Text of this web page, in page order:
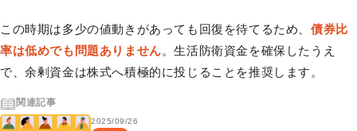
この時期は多少の値動きがあっても回復を待てるため、債券比
率は低めでも問題ありません。生活防衛資金を確保したうえ
で、余剰資金は株式へ積極的に投じることを推奨します。
関連記事
2025/09/26